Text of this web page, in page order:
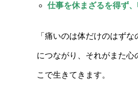
仕事を休まざるを得ず
「痛いのは体だけのはず
につながり、それがまた
こで生きてきます。